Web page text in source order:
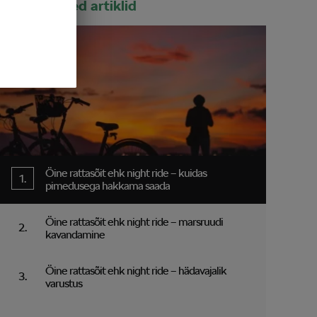
Populaarsed artiklid
Öine rattasõit ehk night ride – kuidas
pimedusega hakkama saada
Öine rattasõit ehk night ride – marsruudi
kavandamine
Öine rattasõit ehk night ride – hädavajalik
varustus